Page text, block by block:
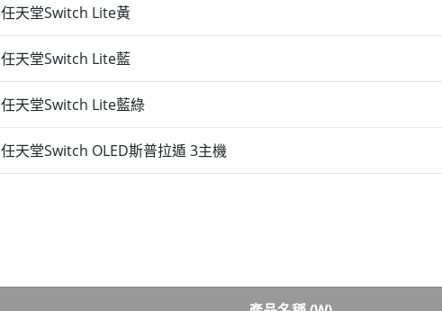
任天堂Switch Lite黃
任天堂Switch Lite藍
任天堂Switch Lite藍綠
任天堂Switch OLED斯普拉遁 3主機